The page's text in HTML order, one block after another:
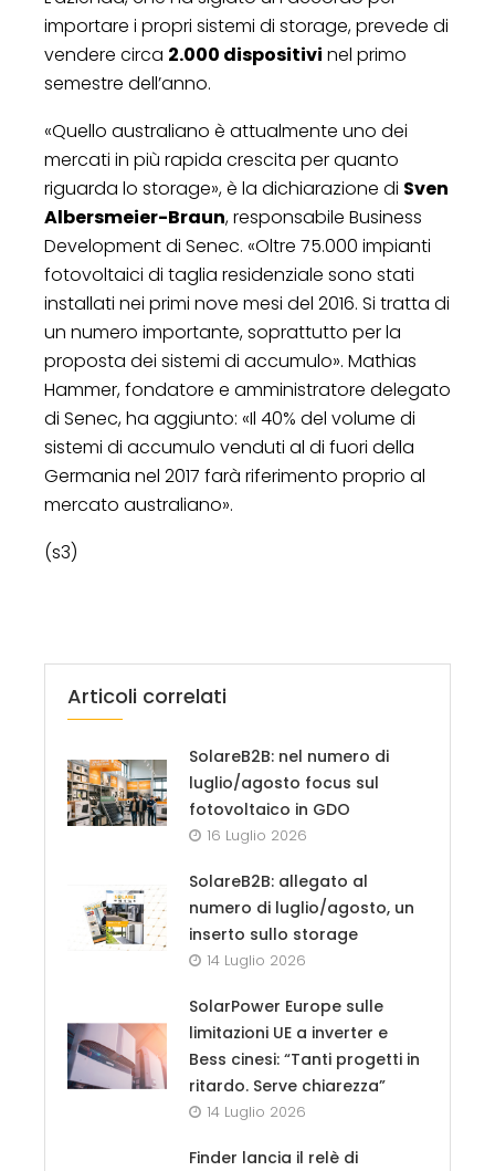
importare i propri sistemi di storage, prevede di
vendere circa 2.000 dispositivi nel primo
semestre dell’anno.
«Quello australiano è attualmente uno dei
mercati in più rapida crescita per quanto
riguarda lo storage», è la dichiarazione di Sven
Albersmeier-Braun, responsabile Business
Development di Senec. «Oltre 75.000 impianti
fotovoltaici di taglia residenziale sono stati
installati nei primi nove mesi del 2016. Si tratta di
un numero importante, soprattutto per la
proposta dei sistemi di accumulo». Mathias
Hammer, fondatore e amministratore delegato
di Senec, ha aggiunto: «Il 40% del volume di
sistemi di accumulo venduti al di fuori della
Germania nel 2017 farà riferimento proprio al
mercato australiano».
(s3)
Articoli correlati
SolareB2B: nel numero di
luglio/agosto focus sul
fotovoltaico in GDO
16 Luglio 2026
SolareB2B: allegato al
numero di luglio/agosto, un
inserto sullo storage
14 Luglio 2026
SolarPower Europe sulle
limitazioni UE a inverter e
Bess cinesi: “Tanti progetti in
ritardo. Serve chiarezza”
14 Luglio 2026
Finder lancia il relè di